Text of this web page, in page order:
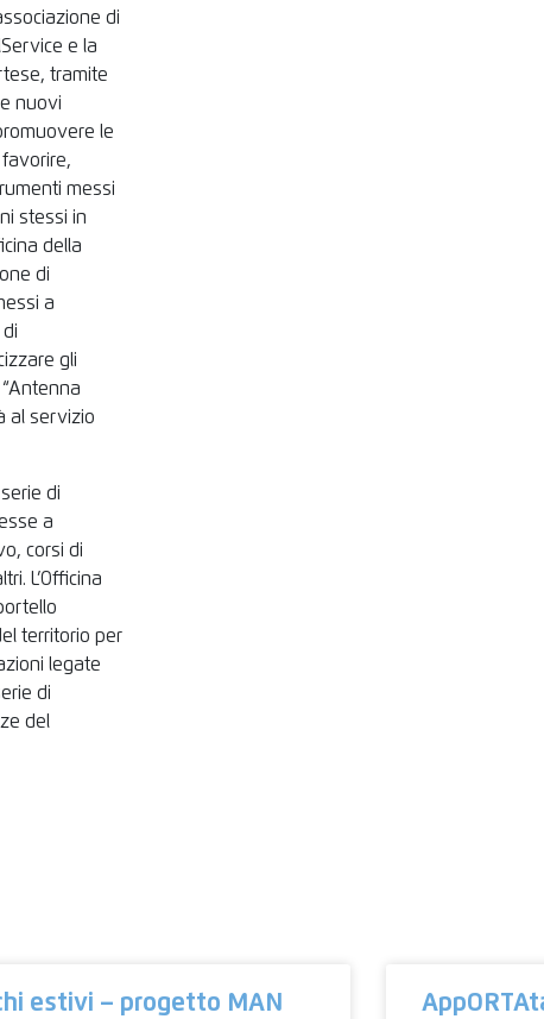
di
e la
tramite
nuovi
le
messi
stessi in
della
di
a
gli
al servizio
di
a
corsi di
L’Officina
territorio per
legate
di
del
estivi – progetto MAN